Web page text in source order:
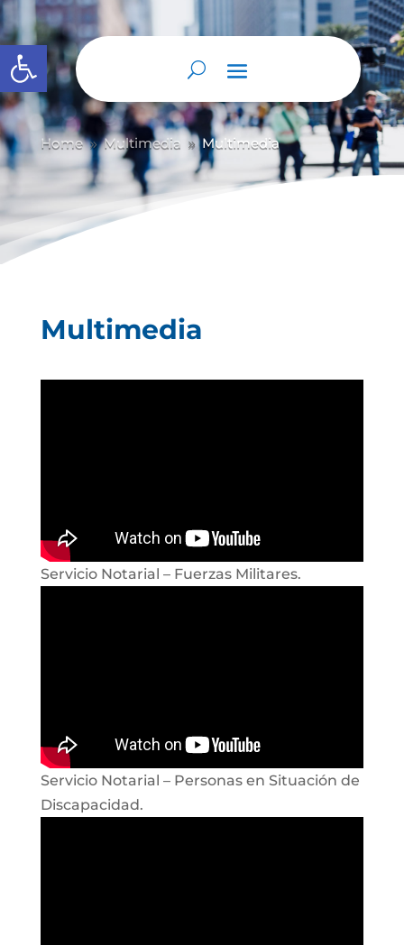
Abrir barra de herramientas
Home 9 Multimedia 9 Multimedia
Multimedia
Servicio Notarial – Fuerzas Militares.
Servicio Notarial – Personas en Situación de
Discapacidad.